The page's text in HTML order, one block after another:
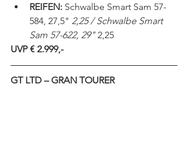
REIFEN: Schwalbe Smart Sam 57-
584, 27,5" 2,25 / Schwalbe Smart
Sam 57-622, 29" 2,25
UVP € 2.999,-
GT LTD – GRAN TOURER